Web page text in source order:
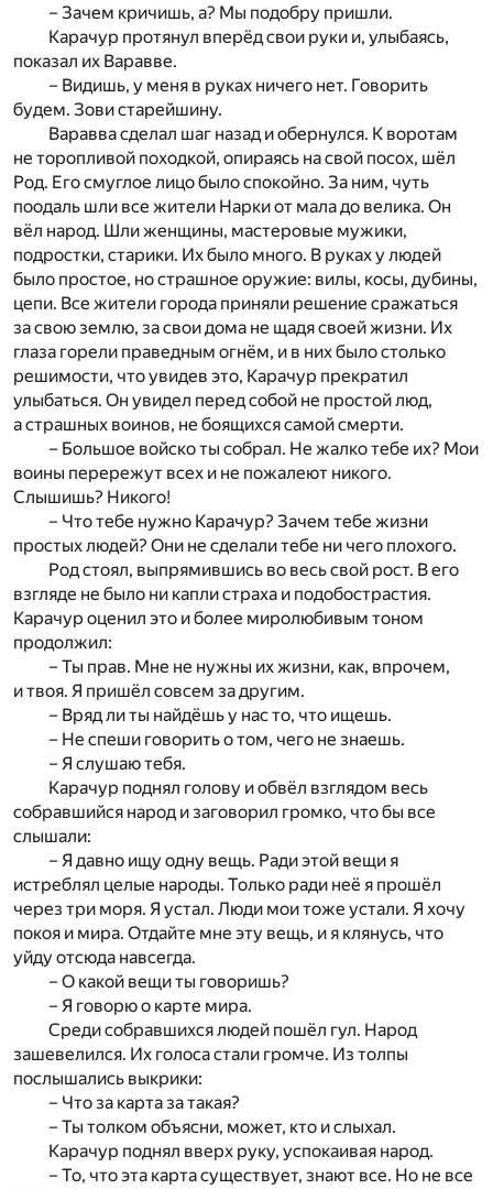
– Зачем кричишь, а? Мы подобру пришли.
Карачур протянул вперёд свои руки и, улыбаясь,
показал их Варавве.
– Видишь, у меня в руках ничего нет. Говорить
будем. Зови старейшину.
Варавва сделал шаг назад и обернулся. К воротам
не торопливой походкой, опираясь на свой посох, шёл
Род. Его смуглое лицо было спокойно. За ним, чуть
поодаль шли все жители Нарки от мала до велика. Он
вёл народ. Шли женщины, мастеровые мужики,
подростки, старики. Их было много. В руках у людей
было простое, но страшное оружие: вилы, косы, дубины,
цепи. Все жители города приняли решение сражаться
за свою землю, за свои дома не щадя своей жизни. Их
глаза горели праведным огнём, и в них было столько
решимости, что увидев это, Карачур прекратил
улыбаться. Он увидел перед собой не простой люд,
а страшных воинов, не боящихся самой смерти.
– Большое войско ты собрал. Не жалко тебе их? Мои
воины перережут всех и не пожалеют никого.
Слышишь? Никого!
– Что тебе нужно Карачур? Зачем тебе жизни
простых людей? Они не сделали тебе ни чего плохого.
Род стоял, выпрямившись во весь свой рост. В его
взгляде не было ни капли страха и подобострастия.
Карачур оценил это и более миролюбивым тоном
продолжил:
– Ты прав. Мне не нужны их жизни, как, впрочем,
и твоя. Я пришёл совсем за другим.
– Вряд ли ты найдёшь у нас то, что ищешь.
– Не спеши говорить о том, чего не знаешь.
– Я слушаю тебя.
Карачур поднял голову и обвёл взглядом весь
собравшийся народ и заговорил громко, что бы все
слышали:
– Я давно ищу одну вещь. Ради этой вещи я
истреблял целые народы. Только ради неё я прошёл
через три моря. Я устал. Люди мои тоже устали. Я хочу
покоя и мира. Отдайте мне эту вещь, и я клянусь, что
уйду отсюда навсегда.
– О какой вещи ты говоришь?
– Я говорю о карте мира.
Среди собравшихся людей пошёл гул. Народ
зашевелился. Их голоса стали громче. Из толпы
послышались выкрики:
– Что за карта за такая?
– Ты толком объясни, может, кто и слыхал.
Карачур поднял вверх руку, успокаивая народ.
– То, что эта карта существует, знают все. Но не все